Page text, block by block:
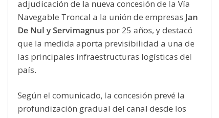
adjudicación de la nueva concesión de la Vía
Navegable Troncal a la unión de empresas Jan
De Nul y Servimagnus por 25 años, y destacó
que la medida aporta previsibilidad a una de
las principales infraestructuras logísticas del
país.
Según el comunicado, la concesión prevé la
profundización gradual del canal desde los